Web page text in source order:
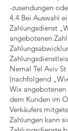
-zusendungen
4.4 Bei Auswahl
Zahlungsdienst
angebotenen
Nemal Tel Aviv St
(nachfolgend
Wix
dem Kunden im
Verkäufers
Zahlungen kann